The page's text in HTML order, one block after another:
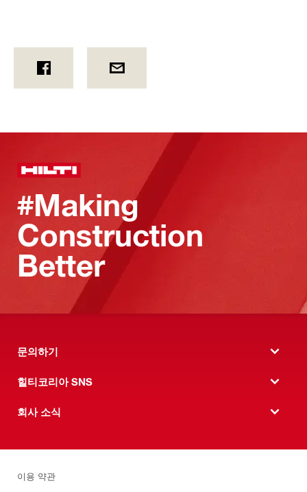
#Making
Construction
Better
문의하기
힐티코리아 SNS
회사 소식
이용 약관